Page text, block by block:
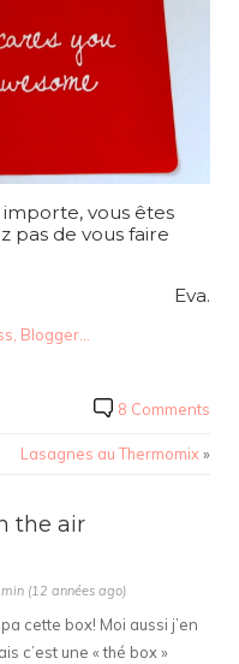
vous êtes
pas de vous faire
Eva.
8 Comments
Lasagnes au Thermomix»
the air
(12 années ago)
cette box! Moi aussi j’en
c’est une « thé box »